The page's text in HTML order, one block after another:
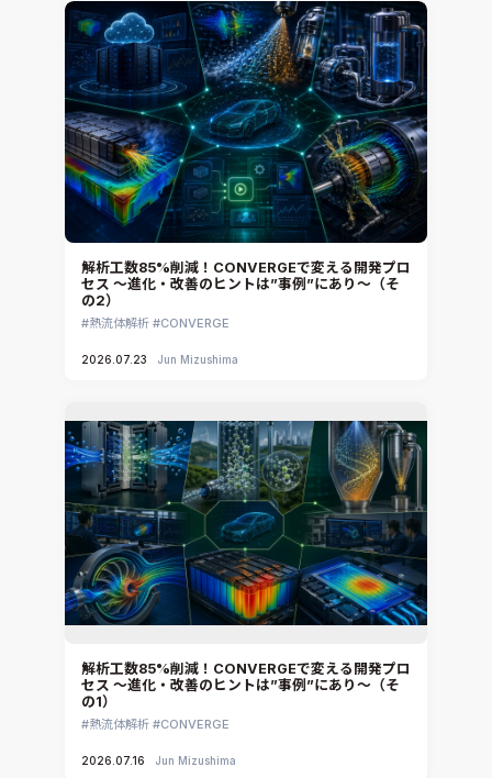
解析工数85%削減！CONVERGEで変える開発プロ
セス ～進化・改善のヒントは”事例”にあり～（そ
の2）
熱流体解析 CONVERGE
2026.07.23 Jun Mizushima
解析工数85%削減！CONVERGEで変える開発プロ
セス ～進化・改善のヒントは”事例”にあり～（そ
の1）
熱流体解析 CONVERGE
2026.07.16 Jun Mizushima